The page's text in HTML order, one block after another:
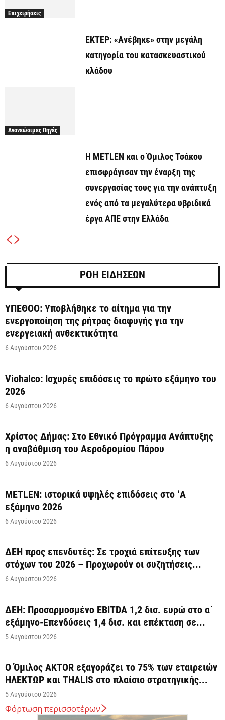
Επιχειρήσεις
ΕΚΤΕΡ: «Ανέβηκε» στην μεγάλη
κατηγορία του κατασκευαστικού
κλάδου
Ανανεώσιμες Πηγές
Η METLEN και ο Όμιλος Τσάκου
επισφράγισαν την έναρξη της
συνεργασίας τους για την ανάπτυξη
ενός από τα μεγαλύτερα υβριδικά
έργα ΑΠΕ στην Ελλάδα
ΡΟΗ ΕΙΔΗΣΕΩΝ
ΥΠΕΘΟΟ: Υποβλήθηκε το αίτημα για την
ενεργοποίηση της ρήτρας διαφυγής για την
ενεργειακή ανθεκτικότητα
6 Αυγούστου 2026
Viohalco: Ισχυρές επιδόσεις το πρώτο εξάμηνο του
2026
6 Αυγούστου 2026
Χρίστος Δήμας: Στο Εθνικό Πρόγραμμα Ανάπτυξης
η αναβάθμιση του Αεροδρομίου Πάρου
6 Αυγούστου 2026
METLEN: ιστορικά υψηλές επιδόσεις στο ‘A
εξάμηνο 2026
6 Αυγούστου 2026
ΔΕΗ προς επενδυτές: Σε τροχιά επίτευξης των
στόχων του 2026 – Προχωρούν οι συζητήσεις...
6 Αυγούστου 2026
ΔΕΗ: Προσαρμοσμένο EBITDA 1,2 δισ. ευρώ στο α΄
εξάμηνο-Επενδύσεις 1,4 δισ. και επέκταση σε...
5 Αυγούστου 2026
Ο Όμιλος AKTOR εξαγοράζει το 75% των εταιρειών
ΗΛΕΚΤΩΡ και THALIS στο πλαίσιο στρατηγικής...
5 Αυγούστου 2026
Φόρτωση περισσοτέρων